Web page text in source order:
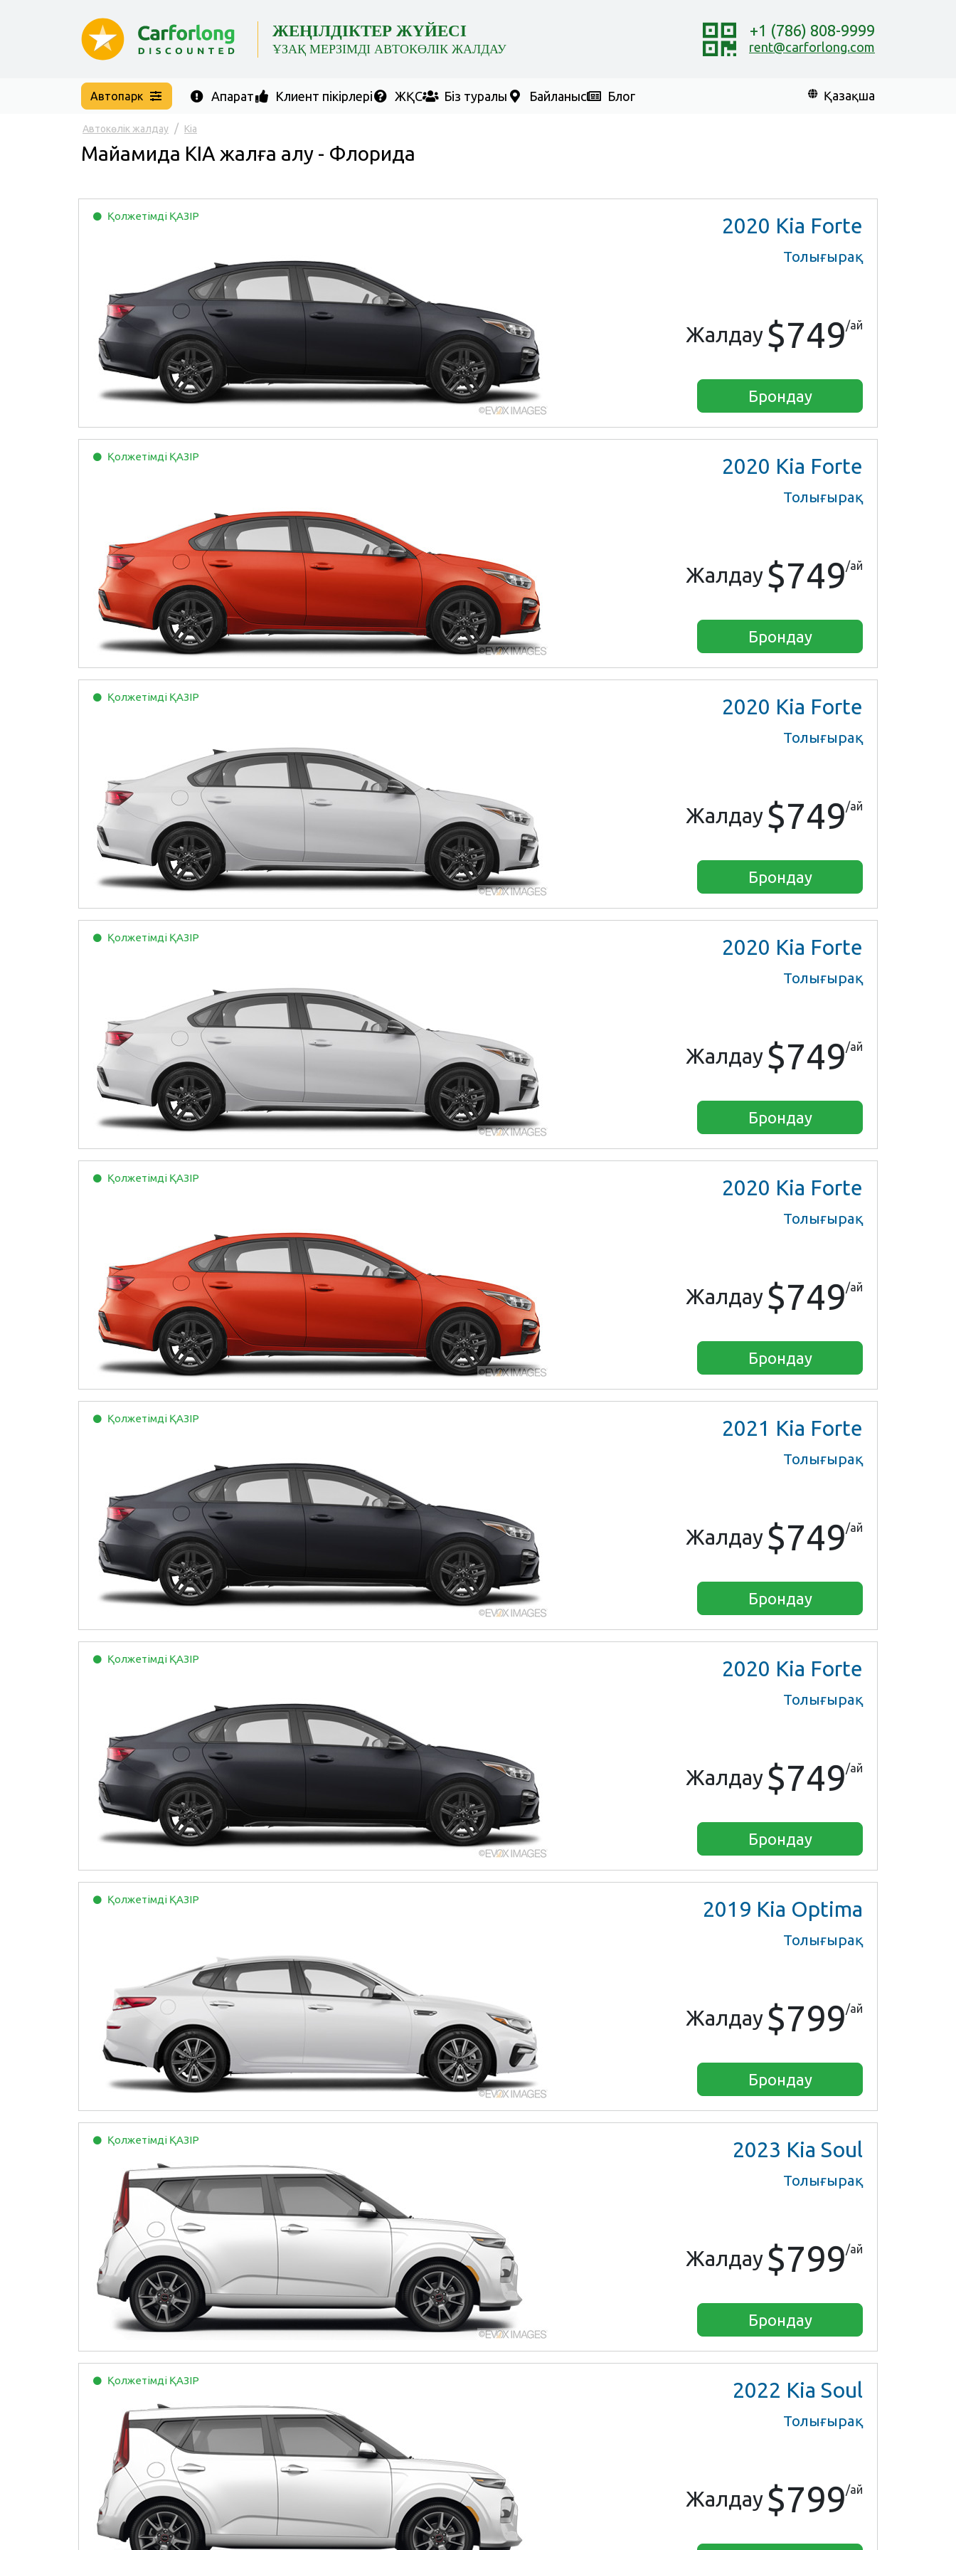
ЖЕҢІЛДІКТЕР ЖҮЙЕСІ
ҰЗАҚ МЕРЗІМДІ АВТОКӨЛІК ЖАЛДАУ
+1 (786) 808-9999
rent@carforlong.com
Автопарк Ақпарат Клиент пікірлері ЖҚС Біз туралы Байланыс Блог Қазақша
Автокөлік жалдау Kia
Майамида KIA жалға алу - Флорида
Қолжетімді ҚАЗІР 2020 Kia Forte
Толығырақ
Жалдау $749/ай
Брондау
Қолжетімді ҚАЗІР 2020 Kia Forte
Толығырақ
Жалдау $749/ай
Брондау
Қолжетімді ҚАЗІР 2020 Kia Forte
Толығырақ
Жалдау $749/ай
Брондау
Қолжетімді ҚАЗІР 2020 Kia Forte
Толығырақ
Жалдау $749/ай
Брондау
Қолжетімді ҚАЗІР 2020 Kia Forte
Толығырақ
Жалдау $749/ай
Брондау
Қолжетімді ҚАЗІР 2021 Kia Forte
Толығырақ
Жалдау $749/ай
Брондау
Қолжетімді ҚАЗІР 2020 Kia Forte
Толығырақ
Жалдау $749/ай
Брондау
Қолжетімді ҚАЗІР 2019 Kia Optima
Толығырақ
Жалдау $799/ай
Брондау
Қолжетімді ҚАЗІР 2023 Kia Soul
Толығырақ
Жалдау $799/ай
Брондау
Қолжетімді ҚАЗІР 2022 Kia Soul
Толығырақ
Жалдау $799/ай